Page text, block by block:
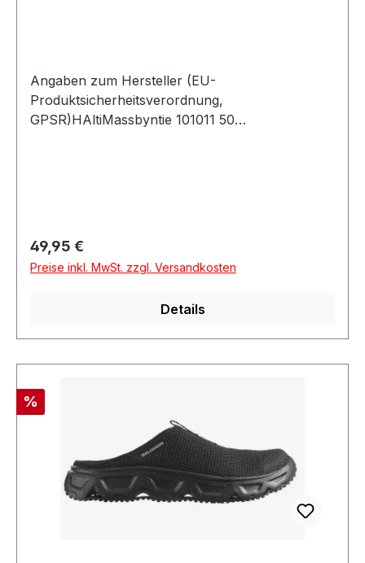
Angaben zum Hersteller (EU-
Produktsicherheitsverordnung,
GPSR)HAltiMassbyntie 101011 50
Regulärer Preis:
49,95 €
Preise inkl. MwSt. zzgl. Versandkosten
Details
Rabatt
%